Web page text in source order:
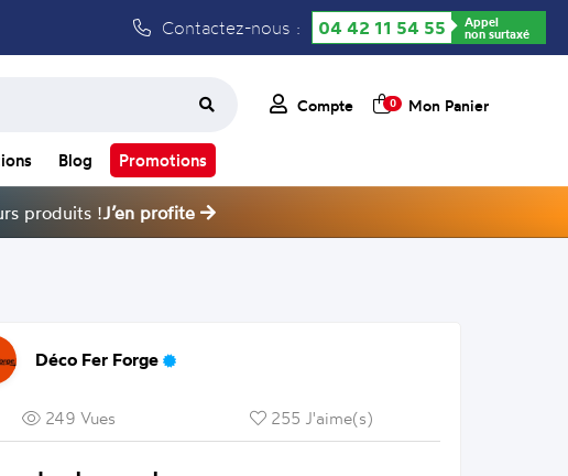
Contactez-nous : 04 42 11 54 55 Appel
non surtaxé
Compte 0 Mon Panier
Blog Promotions
produits !J’en profite
Déco Fer Forge
249 Vues 255 J'aime(s)